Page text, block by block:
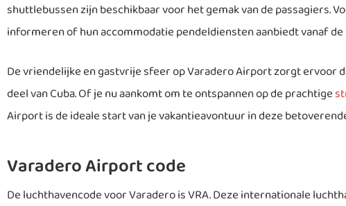
shuttlebussen zijn beschikbaar voor het gemak van de passagiers.
informeren of hun accommodatie pendeldiensten aanbiedt vanaf de
De vriendelijke en gastvrije sfeer op Varadero Airport zorgt ervoor
deel van Cuba. Of je nu aankomt om te ontspannen op de prachtige
Airport is de ideale start van je vakantieavontuur in deze
Varadero Airport code
De luchthavencode voor Varadero is VRA. Deze internationale